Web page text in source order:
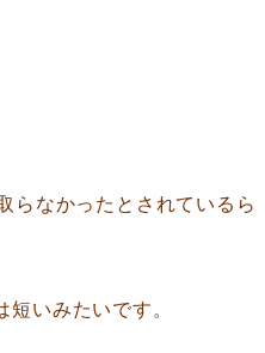
らなかったとされているら
いみたいです。